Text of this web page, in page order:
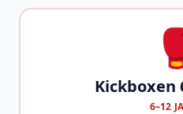
Kickboxen
6–12